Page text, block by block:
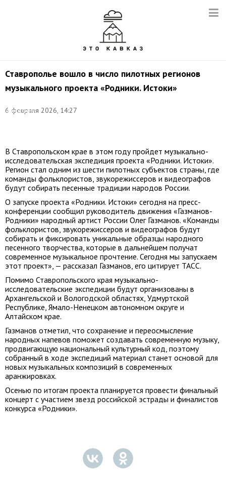
Ставрополье вошло в число пилотных регионов
музыкального проекта «Родники. Истоки»
6 февраля 2026, 14:27
Фото:
ДВИЖЕНИЕ
В Ставропольском крае в этом году пройдет музыкально-
исследовательская экспедиция проекта «Родники. Истоки».
Регион стал одним из шести пилотных субъектов страны, где
команды фольклористов, звукорежиссеров и видеографов
будут собирать песенные традиции народов России.
О запуске проекта «Родники. Истоки» сегодня на пресс-
конференции сообщил руководитель движения «Газманов-
Родники» народный артист России Олег Газманов. «Команды
фольклористов, звукорежиссеров и видеографов будут
собирать и фиксировать уникальные образцы народного
песенного творчества, которые в дальнейшем получат
современное музыкальное прочтение. Сегодня мы запускаем
этот проект», — рассказал Газманов, его цитирует ТАСС.
Помимо Ставропольского края музыкально-
исследовательские экспедиции будут организованы в
Архангельской и Вологодской областях, Удмуртской
Республике, Ямало-Ненецком автономном округе и
Алтайском крае.
Газманов отметил, что сохранение и переосмысление
народных напевов поможет создавать современную музыку,
продвигающую национальный культурный код, поэтому
собранный в ходе экспедиций материал станет основой для
новых музыкальных композиций в современных
аранжировках.
Осенью по итогам проекта планируется провести финальный
концерт с участием звезд российской эстрады и финалистов
конкурса «Родники».